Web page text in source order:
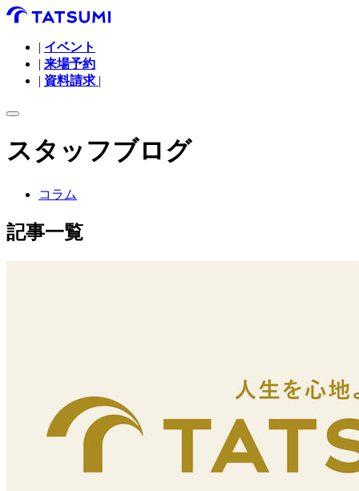
| イベント
| 来場予約
| 資料請求 |
スタッフブログ
コラム
記事一覧